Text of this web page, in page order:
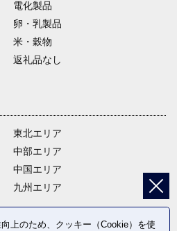
電化製品
卵・乳製品
米・穀物
返礼品なし
東北エリア
中部エリア
中国エリア
九州エリア
上のため、クッキー（Cookie）を使